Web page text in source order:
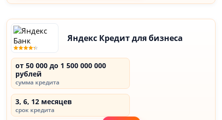
Яндекс Кредит для бизнеса
от 50 000 до 1 500 000 000
рублей
сумма кредита
3, 6, 12 месяцев
срок кредита